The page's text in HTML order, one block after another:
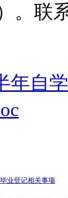
。联
年自
业登记相关事项